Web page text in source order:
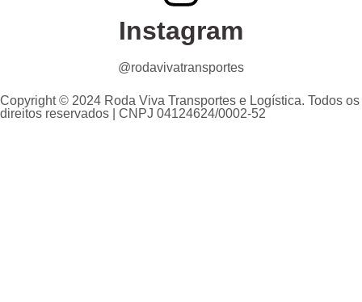
Instagram
@rodavivatransportes
Copyright © 2024 Roda Viva Transportes e Logística. Todos os
direitos reservados | CNPJ 04124624/0002-52